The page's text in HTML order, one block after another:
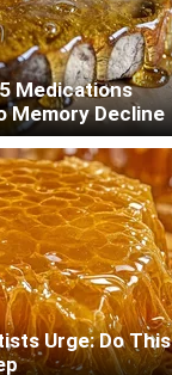
Medications
Memory Decline
Urge: Do This